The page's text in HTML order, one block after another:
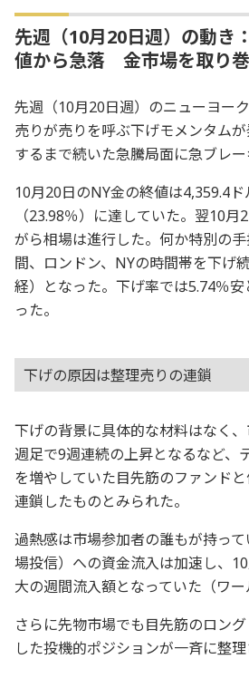
先週（10月20日週）の動き
値から急落 金市場を取り
先週（10月20日週）のニューヨー
売りが売りを呼ぶ下げモメンタム
するまで続いた急騰局面に急ブレー
10月20日のNY金の終値は4,359.4
（23.98％）に達していた。翌10
がら相場は進行した。何か特別の
間、ロンドン、NYの時間帯を下げ
経）となった。下げ率では5.74％
った。
下げの原因は整理売りの連鎖
下げの背景に具体的な材料はなく
週足で9週連続の上昇となるなど、
を増やしていた目先筋のファンド
連鎖したものとみられた。
過熱感は市場参加者の誰もが持っ
場投信）への資金流入は加速し、
大の週間流入額となっていた（ワ
さらに先物市場でも目先筋のロン
した投機的ポジションが一斉に整理